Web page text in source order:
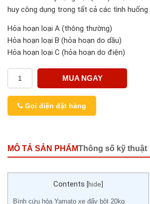
huy công dụng trong tất cả các tình huống
Hỏa hoạn loại A (thông thường)
Hỏa hoạn loại B (hỏa hoạn do dầu)
Hỏa hoạn loại C (hỏa hoạn do điện)
MUA NGAY
Gọi điện đặt hàng
MÔ TẢ SẢN PHẨMThông số kỹ thuật
Contents [hide]
Bình cứu hỏa Yamato xe đẩy bột 20kg